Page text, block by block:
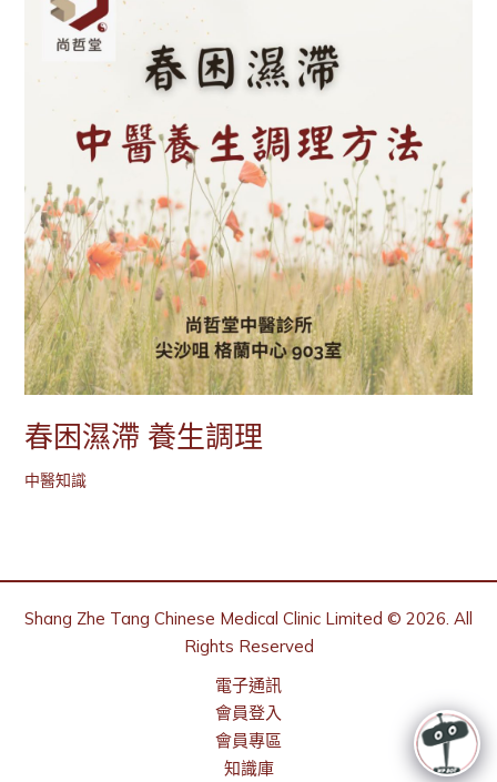
春困濕滯 養生調理
中醫知識
Shang Zhe Tang Chinese Medical Clinic Limited © 2026. All
Rights Reserved
電子通訊
會員登入
會員專區
知識庫